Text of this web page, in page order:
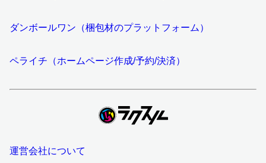
ダンボールワン（梱包材のプラットフォーム）
ペライチ（ホームページ作成/予約/決済）
運営会社について